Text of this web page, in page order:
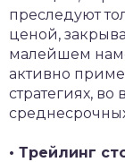
преследуют
ценой,
малейшем
активно
стратегиях,
• Трейлинг